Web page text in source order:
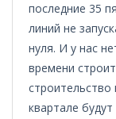
последние 35
линий не
нуля. И у нас
времени
квартале